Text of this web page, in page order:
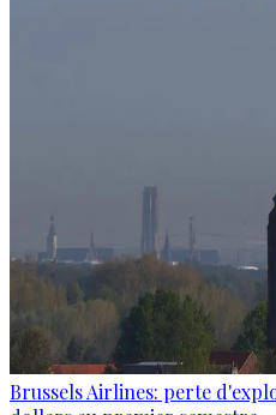
Brussels Airlines: perte